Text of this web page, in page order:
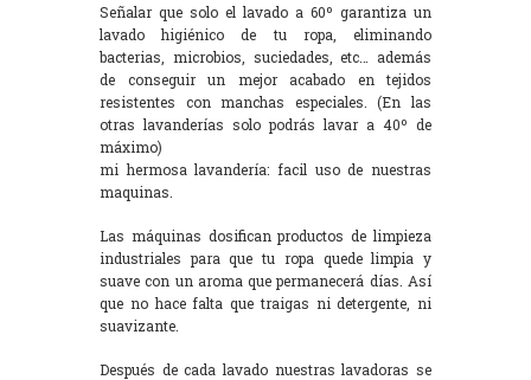
Señalar que solo el lavado a 60º garantiza un
lavado higiénico de tu ropa, eliminando
bacterias, microbios, suciedades, etc… además
de conseguir un mejor acabado en tejidos
resistentes con manchas especiales. (En las
otras lavanderías solo podrás lavar a 40º de
máximo)
mi hermosa lavandería: facil uso de nuestras
maquinas.
Las máquinas dosifican productos de limpieza
industriales para que tu ropa quede limpia y
suave con un aroma que permanecerá días. Así
que no hace falta que traigas ni detergente, ni
suavizante.
Después de cada lavado nuestras lavadoras se